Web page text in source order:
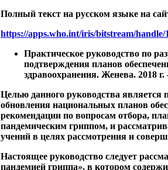
Полный текст на русском языке на
https://apps.who.int/iris/bitstream/handle/
Практическое руководство по
подтверждения планов
здравоохранения. Женева. 2018 г.
Целью данного руководства является
обновления национальных планов
рекомендации по вопросам отбора,
пандемическим гриппом, и
учений в целях рассмотрения и
Настоящее руководство следует
пандемией гриппа», в котором